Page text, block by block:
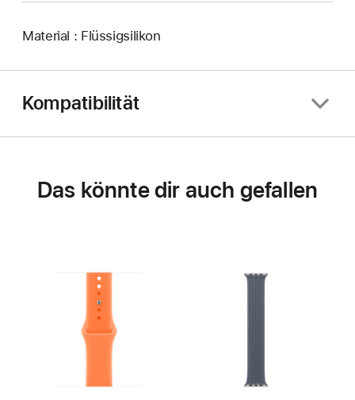
Material : Flüssigsilikon
Kompatibilität
Das könnte dir auch gefallen